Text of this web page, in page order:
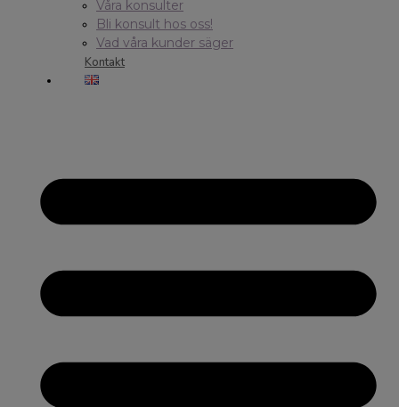
Våra konsulter
Bli konsult hos oss!
Vad våra kunder säger
Kontakt